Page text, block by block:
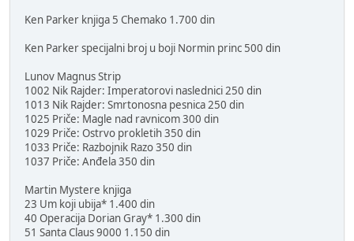
Ken Parker knjiga 5 Chemako 1.700 din
Ken Parker specijalni broj u boji Normin princ 500 din
Lunov Magnus Strip
1002 Nik Rajder: Imperatorovi naslednici 250 din
1013 Nik Rajder: Smrtonosna pesnica 250 din
1025 Priče: Magle nad ravnicom 300 din
1029 Priče: Ostrvo prokletih 350 din
1033 Priče: Razbojnik Razo 350 din
1037 Priče: Anđela 350 din
Martin Mystere knjiga
23 Um koji ubija* 1.400 din
40 Operacija Dorian Gray* 1.300 din
51 Santa Claus 9000 1.150 din